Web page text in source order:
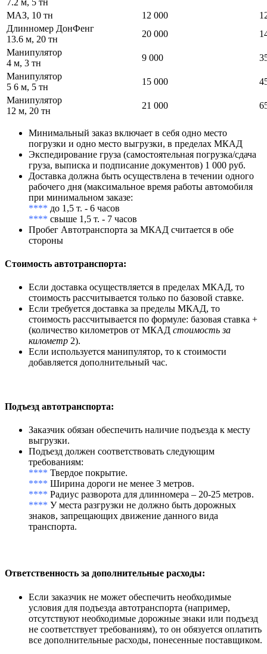
МАЗ, 10 тн
12 000
Длинномер ДонФенг
13.6 м, 20 тн
20 000
Манипулятор
4 м, 3 тн
9 000
Манипулятор
5 6 м, 5 тн
15 000
Манипулятор
12 м, 20 тн
21 000
Минимальный заказ включает в себя одно место
погрузки и одно место выгрузки, в пределах МКАД
Экспедирование груза (самостоятельная погрузка/сдача
груза, выписка и подписание документов) 1 000 руб.
Доставка должна быть осуществлена в течении одного
рабочего дня (максимальное время работы автомобиля
при минимальном заказе:
**** до 1,5 т. - 6 часов
**** свыше 1,5 т. - 7 часов
Пробег Автотранспорта за МКАД считается в обе
стороны
Стоимость автотранспорта:
Если доставка осуществляется в пределах МКАД, то
стоимость рассчитывается только по базовой ставке.
Если требуется доставка за пределы МКАД, то
стоимость рассчитывается по формуле: базовая ставка +
(количество километров от МКАД стоимость за
километр 2).
Если используется манипулятор, то к стоимости
добавляется дополнительный час.
Подъезд автотранспорта:
Заказчик обязан обеспечить наличие подъезда к месту
выгрузки.
Подъезд должен соответствовать следующим
требованиям:
**** Твердое покрытие.
**** Ширина дороги не менее 3 метров.
**** Радиус разворота для длинномера – 20-25 метров.
**** У места разгрузки не должно быть дорожных
знаков, запрещающих движение данного вида
транспорта.
Ответственность за дополнительные расходы:
Если заказчик не может обеспечить необходимые
условия для подъезда автотранспорта (например,
отсутствуют необходимые дорожные знаки или подъезд
не соответствует требованиям), то он обязуется оплатить
все дополнительные расходы, понесенные поставщиком.